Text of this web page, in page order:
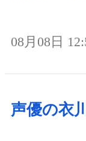
08月08日
声優の衣